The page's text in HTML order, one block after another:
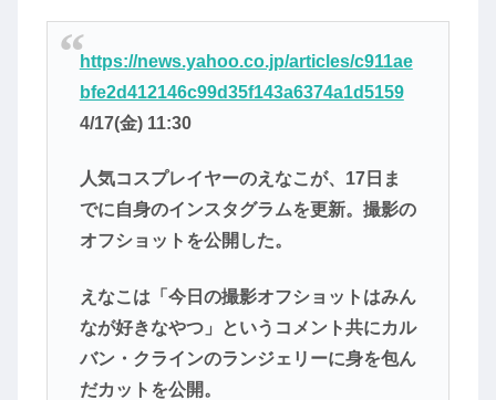
https://news.yahoo.co.jp/articles/c911ae
bfe2d412146c99d35f143a6374a1d5159
4/17(金) 11:30
人気コスプレイヤーのえなこが、17日ま
でに自身のインスタグラムを更新。撮影の
オフショットを公開した。
えなこは「今日の撮影オフショットはみん
なが好きなやつ」というコメント共にカル
バン・クラインのランジェリーに身を包ん
だカットを公開。